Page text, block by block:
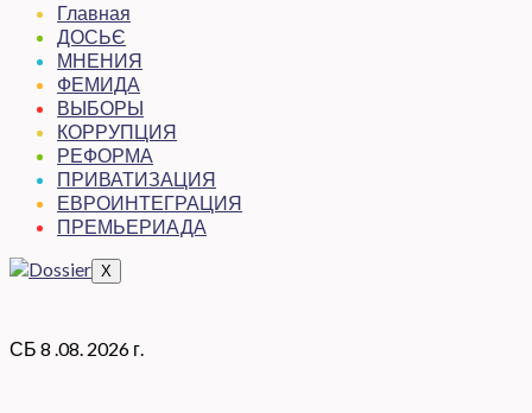
Главная
ДОСЬЄ
МНЕНИЯ
ФЕМИДА
ВЫБОРЫ
КОРРУПЦИЯ
РЕФОРМА
ПРИВАТИЗАЦИЯ
ЕВРОИНТЕГРАЦИЯ
ПРЕМЬЕРИАДА
X
СБ 8 .08. 2026 г.